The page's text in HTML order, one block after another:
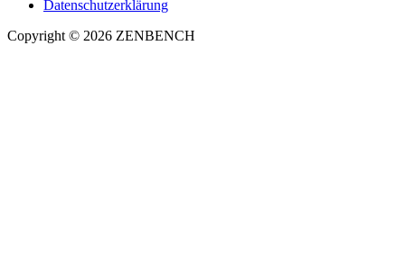
Datenschutzerklärung
Copyright © 2026 ZENBENCH